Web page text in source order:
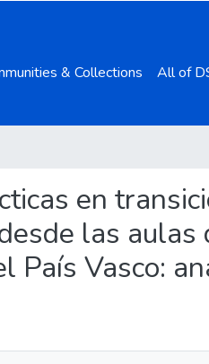
& Collections All of
en
las
País Vasco: